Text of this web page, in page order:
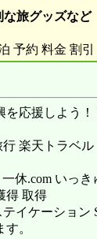
な旅グッズなど
を応援しよう
行 楽天トラベル
休.com いっ
得 取得
イケーション
。